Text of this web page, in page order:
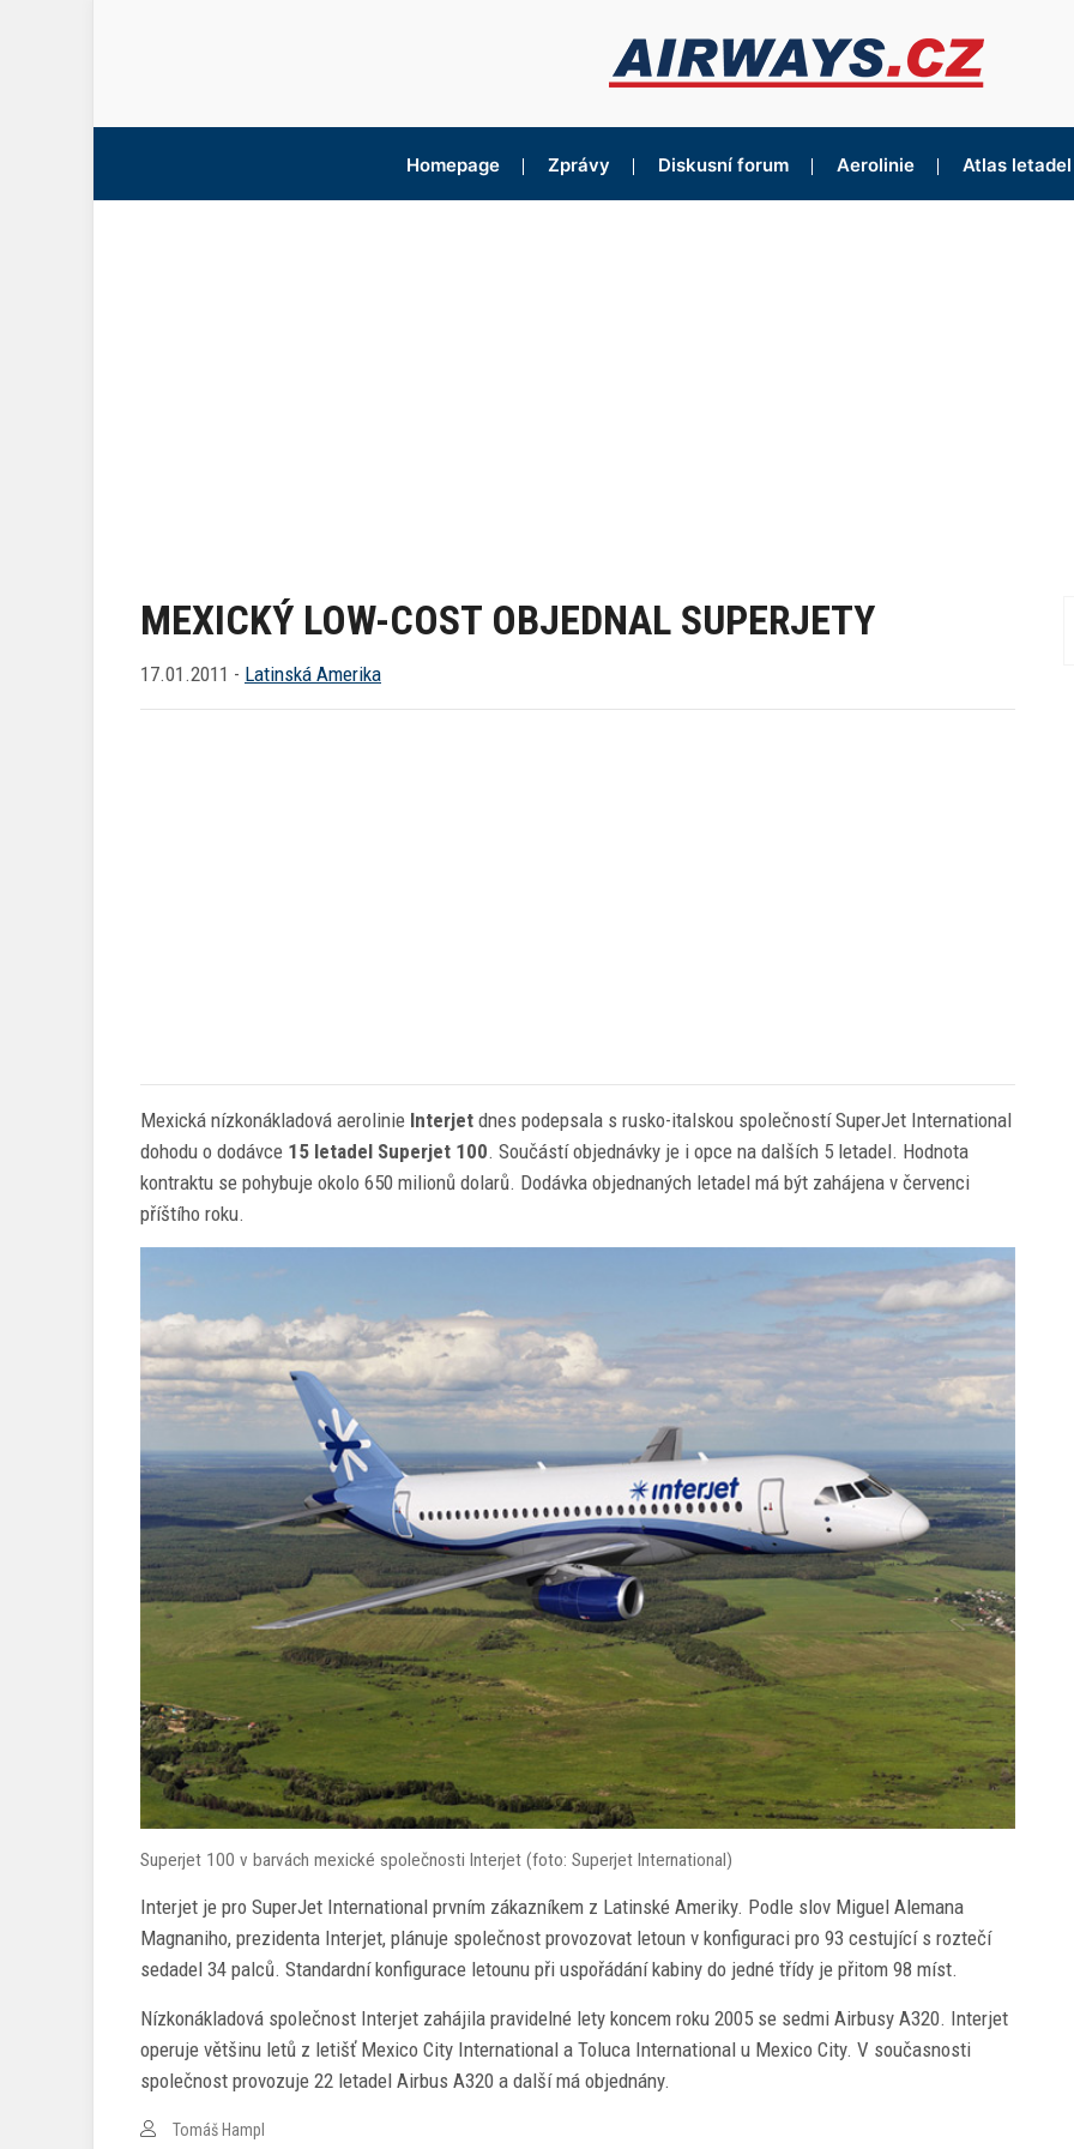
Homepage Zprávy Diskusní forum Aerolinie Atlas letadel
MEXICKÝ LOW-COST OBJEDNAL SUPERJETY
17.01.2011 - Latinská Amerika
Mexická nízkonákladová aerolinie Interjet dnes podepsala s rusko-italskou společností SuperJet International
dohodu o dodávce 15 letadel Superjet 100. Součástí objednávky je i opce na dalších 5 letadel. Hodnota
kontraktu se pohybuje okolo 650 milionů dolarů. Dodávka objednaných letadel má být zahájena v červenci
příštího roku.
Superjet 100 v barvách mexické společnosti Interjet (foto: Superjet International)
Interjet je pro SuperJet International prvním zákazníkem z Latinské Ameriky. Podle slov Miguel Alemana
Magnaniho, prezidenta Interjet, plánuje společnost provozovat letoun v konfiguraci pro 93 cestující s roztečí
sedadel 34 palců. Standardní konfigurace letounu při uspořádání kabiny do jedné třídy je přitom 98 míst.
Nízkonákladová společnost Interjet zahájila pravidelné lety koncem roku 2005 se sedmi Airbusy A320. Interjet
operuje většinu letů z letišť Mexico City International a Toluca International u Mexico City. V současnosti
společnost provozuje 22 letadel Airbus A320 a další má objednány.
Tomáš Hampl